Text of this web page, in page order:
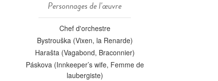
Personnages de l'œuvre
Chef d'orchestre
Bystrouška (Vixen, la Renarde)
Harašta (Vagabond, Braconnier)
Páskova (Innkeeper’s wife, Femme de
laubergiste)